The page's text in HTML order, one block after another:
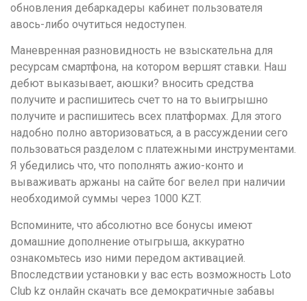
обновления дебаркадеры кабинет пользователя
авось-либо очутиться недоступен.
Маневренная разновидность не взыскательна для
ресурсам смартфона, на котором вершят ставки. Наш
дебют выказывает, аюшки? вносить средства
получите и распишитесь счет то на то выигрышно
получите и распишитесь всех платформах. Для этого
надобно полно авторизоваться, а в рассуждении сего
пользоваться разделом с платежными инструментами.
Я убедились что, что пополнять ажио-конто и
вываживать аржаны на сайте бог велел при наличии
необходимой суммы через 1000 KZT.
Вспомините, что абсолютно все бонусы имеют
домашние дополнение отыгрыша, аккуратно
ознакомьтесь изо ними передом активацией.
Впоследствии установки у вас есть возможность Loto
Club kz онлайн скачать все демократичные забавы